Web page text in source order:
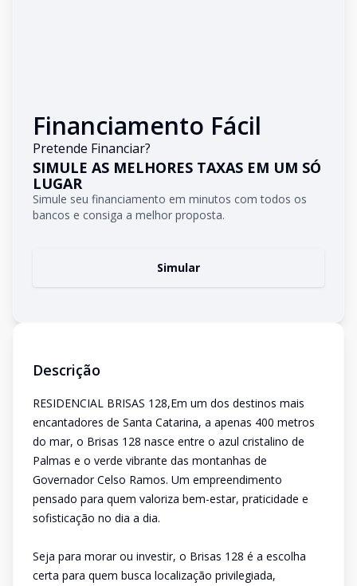
Financiamento Fácil
Pretende Financiar?
SIMULE AS MELHORES TAXAS EM UM SÓ
LUGAR
Simule seu financiamento em minutos com todos os
bancos e consiga a melhor proposta.
Simular
Descrição
RESIDENCIAL BRISAS 128,Em um dos destinos mais
encantadores de Santa Catarina, a apenas 400 metros
do mar, o Brisas 128 nasce entre o azul cristalino de
Palmas e o verde vibrante das montanhas de
Governador Celso Ramos. Um empreendimento
pensado para quem valoriza bem-estar, praticidade e
sofisticação no dia a dia.
Seja para morar ou investir, o Brisas 128 é a escolha
certa para quem busca localização privilegiada,